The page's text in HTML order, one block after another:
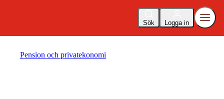
Sök Logga in
Pension och privatekonomi